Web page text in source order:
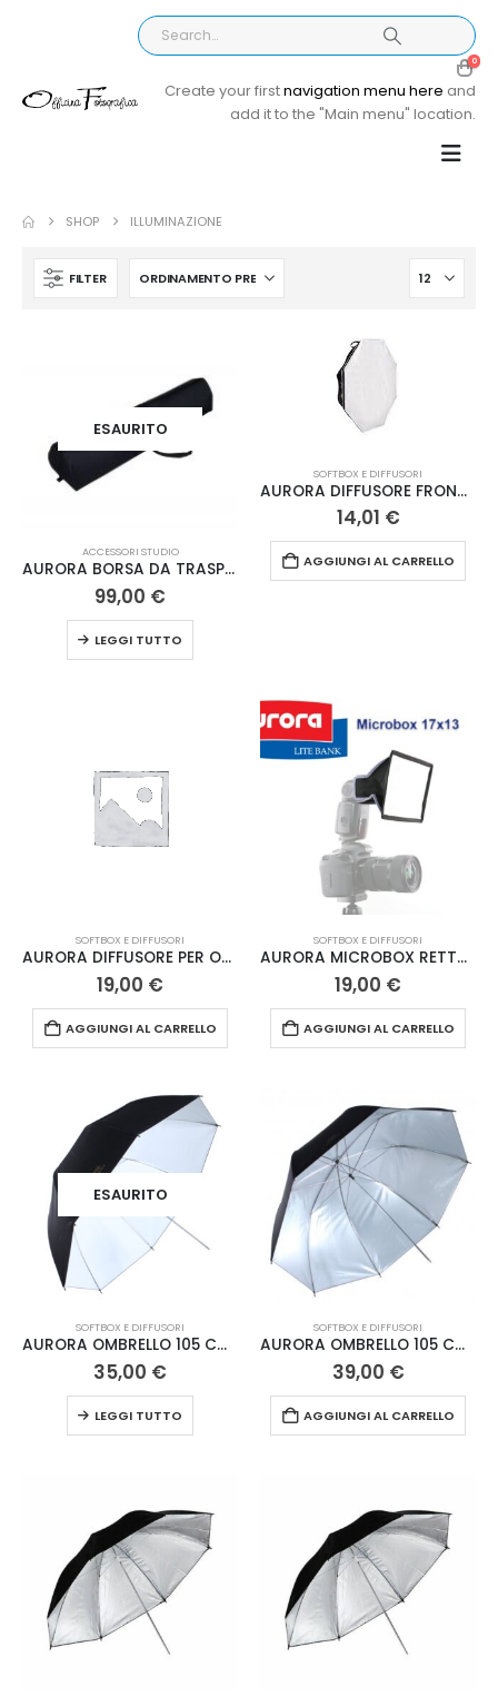
0
Create your firstnavigation menu here and
add it to the "Main menu" location.
SHOP ILLUMINAZIONE
FILTER
ESAURITO
ACCESSORI STUDIO
AURORA BORSA DA TRASPORTO PER 4 STAT. 116X25X20
99,00 €
LEGGI TUTTO
SOFTBOX E DIFFUSORI
AURORA DIFFUSORE FRONTALE PER FBO50
14,01 €
AGGIUNGI AL CARRELLO
SOFTBOX E DIFFUSORI
AURORA DIFFUSORE PER OMBRELLO 115 CM
19,00 €
AGGIUNGI AL CARRELLO
SOFTBOX E DIFFUSORI
AURORA MICROBOX RETTANGOLARE 17X13
19,00 €
AGGIUNGI AL CARRELLO
ESAURITO
SOFTBOX E DIFFUSORI
AURORA OMBRELLO 105 CM BIANCO
35,00 €
LEGGI TUTTO
SOFTBOX E DIFFUSORI
AURORA OMBRELLO 105 CM ARGENTO DEEP
39,00 €
AGGIUNGI AL CARRELLO